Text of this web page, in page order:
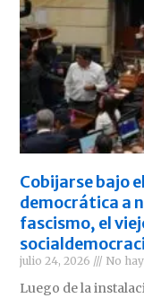
Cobijarse bajo
democrática a
fascismo, el
julio 24, 2026 No
Luego de la